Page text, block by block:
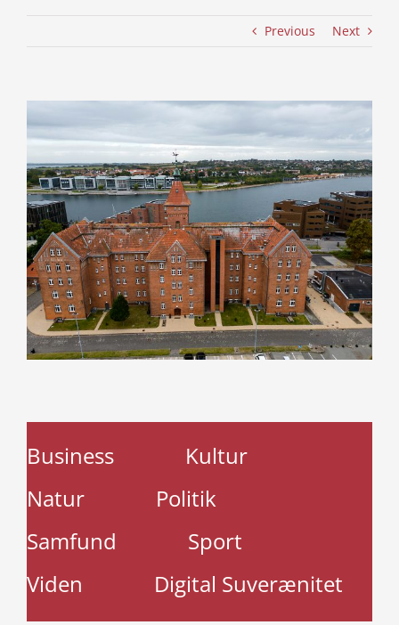
Previous Next
View
Larger
Image
Business
Kultur
Natur
Politik
Samfund
Sport
Viden
Digital Suverænitet